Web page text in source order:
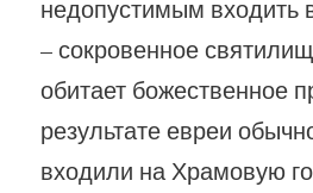
недопустимым входить
– сокровенное
обитает божественное
результате евреи
входили на Храмовую